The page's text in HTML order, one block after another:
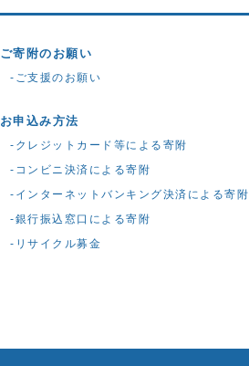
ご寄附のお願い
ご支援のお願い
お申込み方法
クレジットカード等による寄附
コンビニ決済による寄附
インターネットバンキング決済による寄附
銀行振込窓口による寄附
リサイクル募金